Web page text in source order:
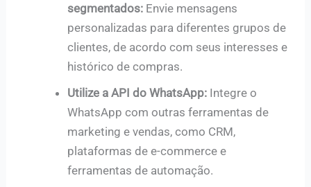
segmentados: Envie mensagens
personalizadas para diferentes grupos de
clientes, de acordo com seus interesses e
histórico de compras.
Utilize a API do WhatsApp: Integre o
WhatsApp com outras ferramentas de
marketing e vendas, como CRM,
plataformas de e-commerce e
ferramentas de automação.